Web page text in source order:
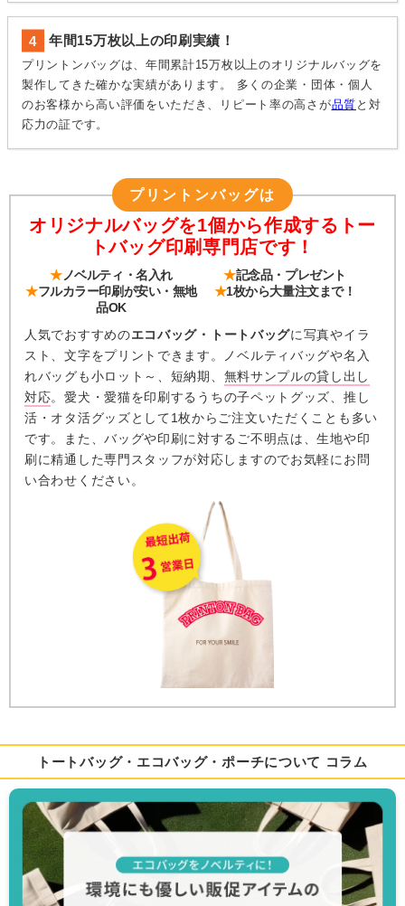
年間15万枚以上の印刷実績！
プリントンバッグは、年間累計15万枚以上のオリジナルバッグを
製作してきた確かな実績があります。 多くの企業・団体・個人
のお客様から高い評価をいただき、リピート率の高さが品質 と対
応力の証です。
プリントンバッグは
オリジナルバッグを1個から作成するトー
トバッグ印刷専門店です！
★ノベルティ・名入れ ★記念品・プレゼント
★フルカラー印刷が安い・無地
品OK
★1枚から大量注文まで！
人気でおすすめのエコバッグ・トートバッグに写真やイラ
スト、文字をプリントできます。ノベルティバッグや名入
れバッグも小ロット～、短納期、 無料サンプルの貸し出し
対応。愛犬・愛猫を印刷するうちの子ペットグッズ、推し
活・オタ活グッズとして1枚からご注文いただくことも多い
です。また、バッグや印刷に対するご不明点は、生地や印
刷に精通した専門スタッフが対応しますのでお気軽にお問
い合わせください。
トートバッグ・エコバッグ・ポーチについて コラム